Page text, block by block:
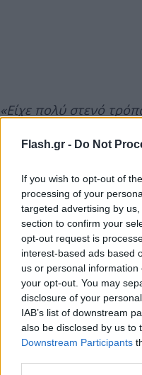
Flash.gr - Do Not
If you wish to opt-out of
processing of your
targeted advertising by
section to confirm your
opt-out request is
interest-based ads based
us or personal
your opt-out. You may
disclosure of your
IAB’s list of downstream
also be disclosed by us to
Downstream Participants
«Είχε πολύ στενό
κατανόηση από τον
κάποιον να με
θέατρο. Κανένας
του, απλώς κάποιοι
Σε άλλο σημείο της
Δρούζα, η Στεφανία
πρώτο σύντροφο της
από τη ζωή:
«Το πρώτο αγόρι που
πολύ τρυφερή ηλικία.